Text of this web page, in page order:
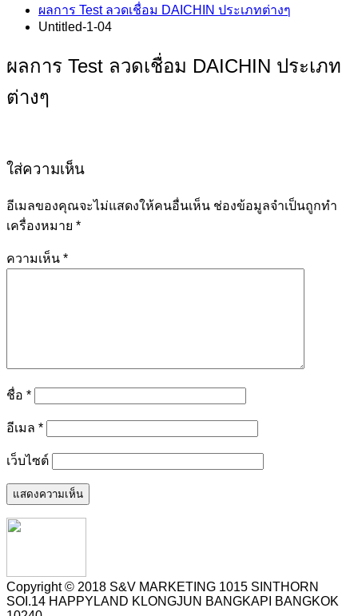
ผลการ Test ลวดเชื่อม DAICHIN ประเภทต่างๆ
Untitled-1-04
ผลการ Test ลวดเชื่อม DAICHIN ประเภท
ต่างๆ
ใส่ความเห็น
อีเมลของคุณจะไม่แสดงให้คนอื่นเห็น ช่องข้อมูลจำเป็นถูกทำ
เครื่องหมาย *
ความเห็น *
ชื่อ *
อีเมล *
เว็บไซต์
Copyright © 2018 S&V MARKETING 1015 SINTHORN
SOI.14 HAPPYLAND KLONGJUN BANGKAPI BANGKOK